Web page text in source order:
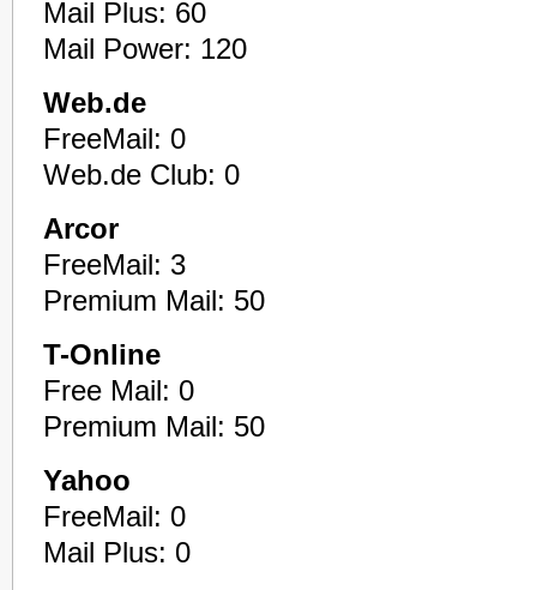
Mail Plus: 60
Mail Power: 120
Web.de
FreeMail: 0
Web.de Club: 0
Arcor
FreeMail: 3
Premium Mail: 50
T-Online
Free Mail: 0
Premium Mail: 50
Yahoo
FreeMail: 0
Mail Plus: 0